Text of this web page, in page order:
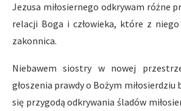
Jezusa miłosiernego odkrywam różne
relacji Boga i człowieka, które z
zakonnica.
Niebawem siostry w nowej
głoszenia prawdy o Bożym miłosierdziu
się przygodą odkrywania śladów